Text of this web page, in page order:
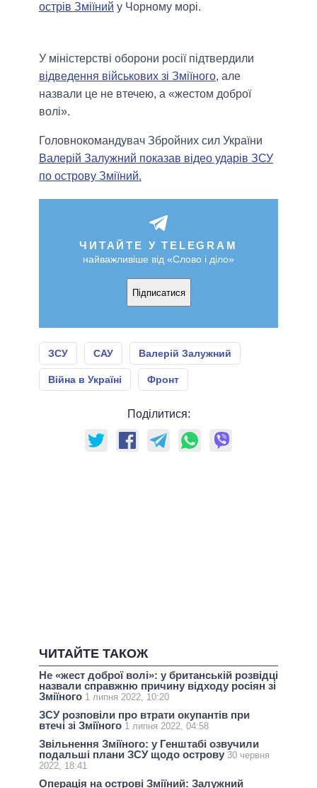
острів Зміїний у Чорному морі.
У міністерстві оборони росії підтвердили
відведення військових зі Зміїного, але
назвали це не втечею, а «жестом доброї
волі».
Головнокомандувач Збройних сил України
Валерій Залужний показав відео ударів ЗСУ
по острову Зміїний.
ЧИТАЙТЕ У TELEGRAM
найважливіше від «Слово і діло»
Підписатися
ЗСУ САУ Валерій Залужний
Війна в Україні Фронт
Поділитися:
ЧИТАЙТЕ ТАКОЖ
Не «жест доброї волі»: у британській розвідці
назвали справжню причину відходу росіян зі
Зміїного 1 липня 2022, 10:20
ЗСУ розповіли про втрати окупантів при
втечі зі Зміїного 1 липня 2022, 04:58
Звільнення Зміїного: у Генштабі озвучили
подальші плани ЗСУ щодо острову 30 червня
2022, 18:41
Операція на острові Зміїний: Залужний